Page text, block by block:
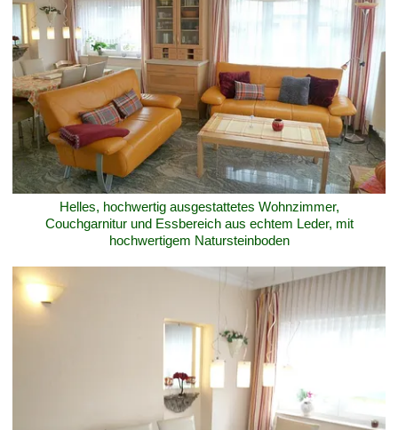
Helles, hochwertig ausgestattetes Wohnzimmer,
Couchgarnitur und Essbereich aus echtem Leder, mit
hochwertigem Natursteinboden